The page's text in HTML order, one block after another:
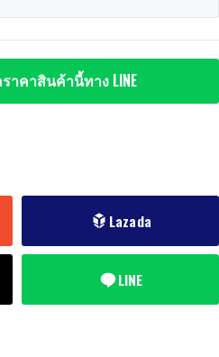
าคาสินค้านี้ทาง LINE
Lazada
LINE